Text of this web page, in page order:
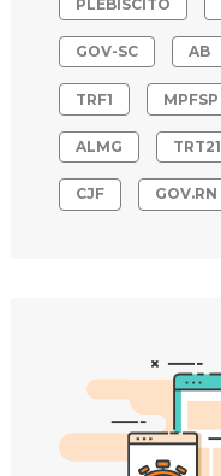
PLEBISCITO
GOV-SC AB
TRF1 MPFSP
ALMG TRT21
CJF GOV.RN